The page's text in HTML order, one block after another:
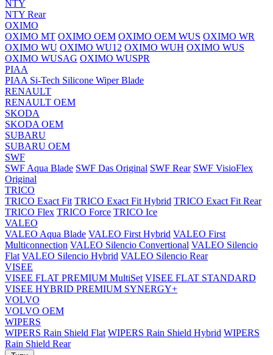
NTY
NTY Rear
OXIMO
OXIMO MT OXIMO OEM OXIMO OEM WUS OXIMO WR
OXIMO WU OXIMO WU12 OXIMO WUH OXIMO WUS
OXIMO WUSAG OXIMO WUSPR
PIAA
PIAA Si-Tech Silicone Wiper Blade
RENAULT
RENAULT OEM
SKODA
SKODA OEM
SUBARU
SUBARU OEM
SWF
SWF Aqua Blade SWF Das Original SWF Rear SWF VisioFlex
Original
TRICO
TRICO Exact Fit TRICO Exact Fit Hybrid TRICO Exact Fit Rear
TRICO Flex TRICO Force TRICO Ice
VALEO
VALEO Aqua Blade VALEO First Hybrid VALEO First
Multiconnection VALEO Silencio Convertional VALEO Silencio
Flat VALEO Silencio Hybrid VALEO Silencio Rear
VISEE
VISEE FLAT PREMIUM MultiSet VISEE FLAT STANDARD
VISEE HYBRID PREMIUM SYNERGY+
VOLVO
VOLVO OEM
WIPERS
WIPERS Rain Shield Flat WIPERS Rain Shield Hybrid WIPERS
Rain Shield Rear